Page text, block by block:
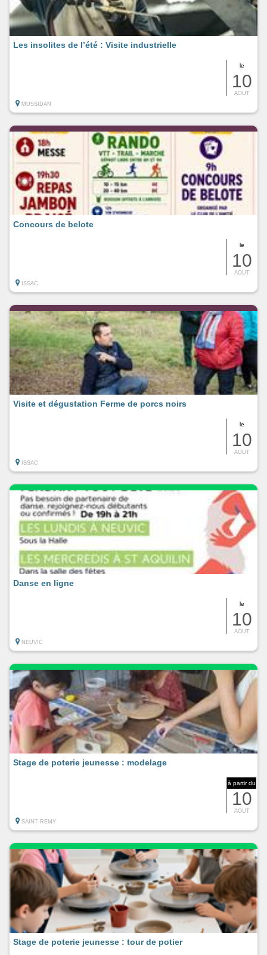
le
10
AOUT
Les insolites de l’été : Visite industrielle
MUSSIDAN
le
10
AOUT
Concours de belote
ISSAC
le
10
AOUT
Visite et dégustation Ferme de porcs noirs
ISSAC
le
10
AOUT
Danse en ligne
NEUVIC
à partir du
10
AOUT
Stage de poterie jeunesse : modelage
SAINT-REMY
Stage de poterie jeunesse : tour de potier